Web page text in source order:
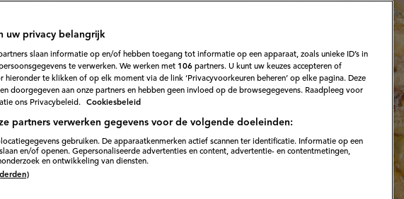
paddenstoelen.
recept
uw privacy belangrijk
slaan informatie op en/of hebben toegang tot informatie op een apparaat, zoals unieke ID’s in
te verwerken. We werken met 106 partners. U kunt uw keuzes accepteren of
hieronder te klikken of op elk moment via de link ‘Privacyvoorkeuren beheren’ op elke pagina. Deze
doorgegeven aan onze partners en hebben geen invloed op de browsegegevens. Raadpleeg voor
ons Privacybeleid.
Cookiesbeleid
partners verwerken gegevens voor de volgende doeleinden:
gebruiken. De apparaatkenmerken actief scannen ter identificatie. Informatie op een
en/of openen. Gepersonaliseerde advertenties en content, advertentie- en contentmetingen,
en ontwikkeling van diensten.